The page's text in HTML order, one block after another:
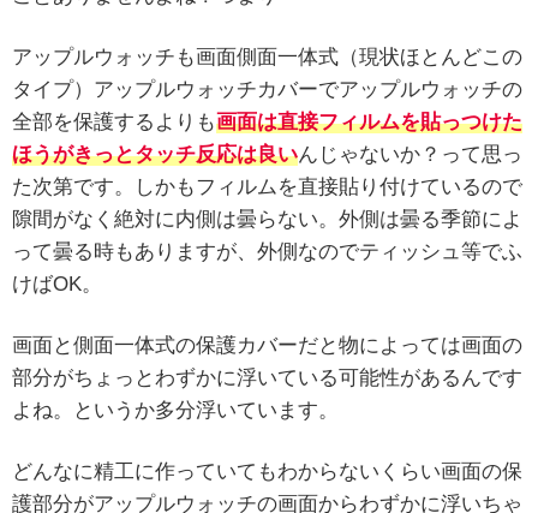
アップルウォッチも画面側面一体式（現状ほとんどこの
タイプ）アップルウォッチカバーでアップルウォッチの
全部を保護するよりも画面は直接フィルムを貼っつけた
ほうがきっとタッチ反応は良いんじゃないか？って思っ
た次第です。しかもフィルムを直接貼り付けているので
隙間がなく絶対に内側は曇らない。外側は曇る季節によ
って曇る時もありますが、外側なのでティッシュ等でふ
けばOK。
画面と側面一体式の保護カバーだと物によっては画面の
部分がちょっとわずかに浮いている可能性があるんです
よね。というか多分浮いています。
どんなに精工に作っていてもわからないくらい画面の保
護部分がアップルウォッチの画面からわずかに浮いちゃ